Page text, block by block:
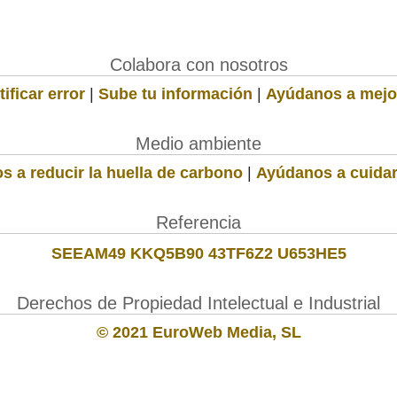
Colabora con nosotros
error | Sube tu información | Ayúdanos a
Medio ambiente
a reducir la huella de carbono | Ayúdanos a
Referencia
SEEAM49 KKQ5B90 43TF6Z2 U653HE5
Derechos de Propiedad Intelectual e Industrial
© 2021 EuroWeb Media, SL